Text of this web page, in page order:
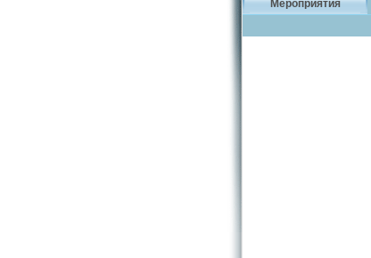
Мероприятия